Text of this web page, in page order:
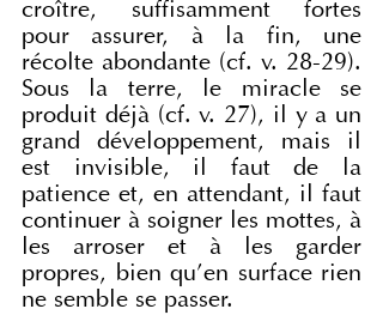
croître, suffisamment fortes
pour assurer, à la fin, une
récolte abondante (cf. v. 28-29).
Sous la terre, le miracle se
produit déjà (cf. v. 27), il y a un
grand développement, mais il
est invisible, il faut de la
patience et, en attendant, il faut
continuer à soigner les mottes, à
les arroser et à les garder
propres, bien qu'en surface rien
ne semble se passer.